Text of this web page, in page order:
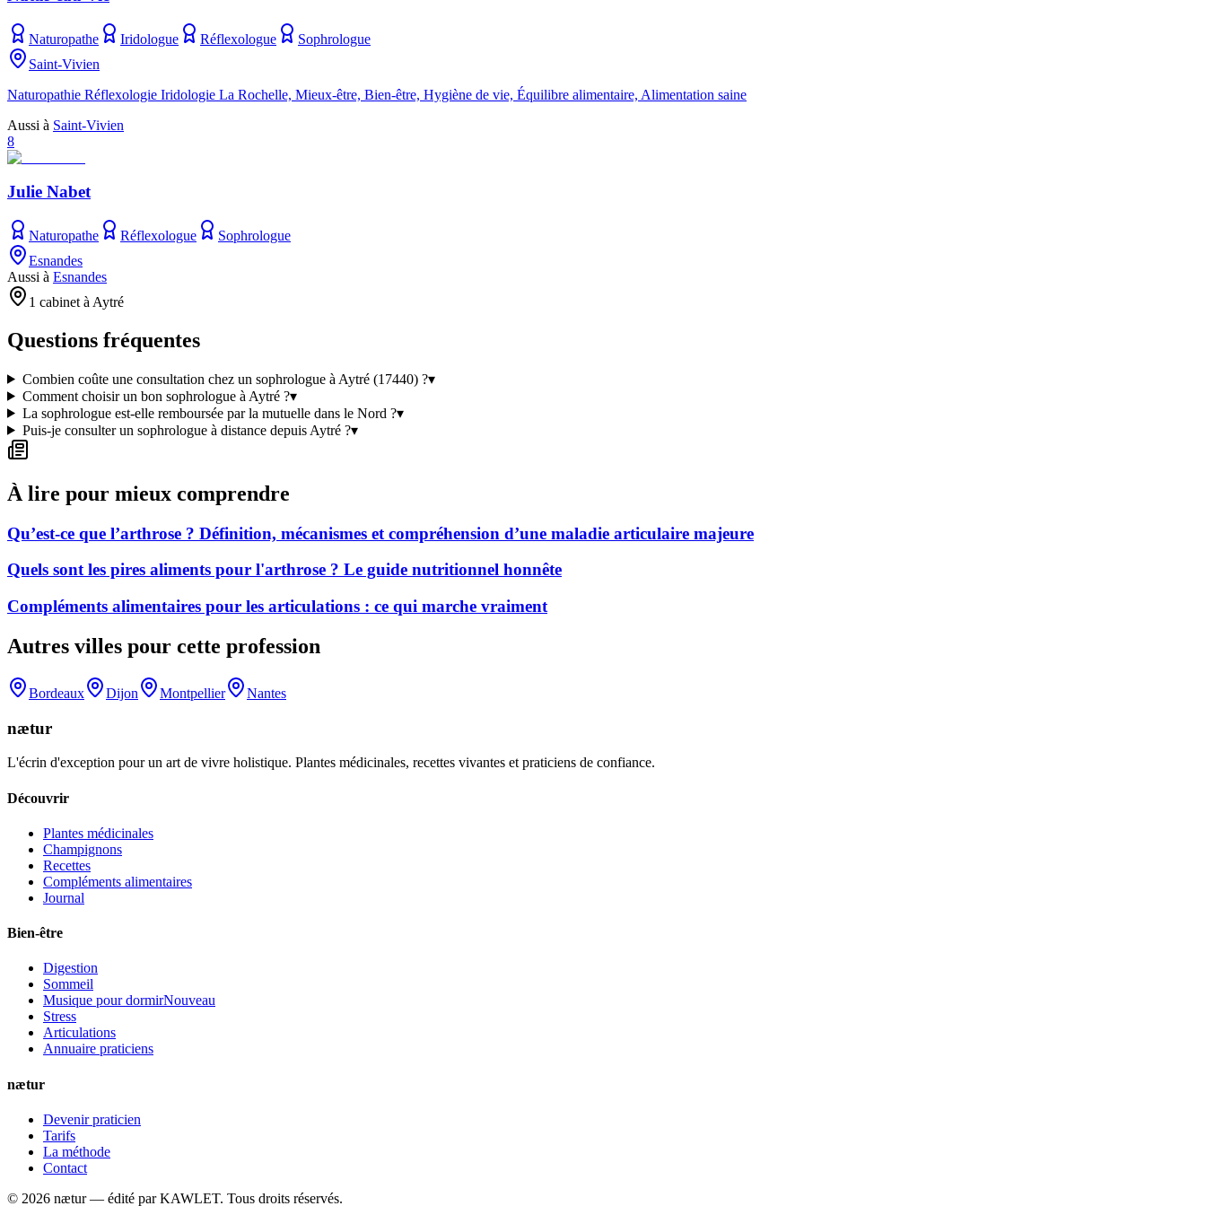
Naturopathe Iridologue Réflexologue
Sophrologue
Saint-Vivien
Naturopathie Réflexologie Iridologie La Rochelle, Mieux-être, Bien-être, Hygiène de vie, Équilibre alimentaire, Alimentation saine
Aussi à Saint-Vivien
8
Julie Nabet
Naturopathe Réflexologue
Sophrologue
Esnandes
Aussi à Esnandes
1 cabinet à Aytré
Questions fréquentes
Combien coûte une consultation chez un sophrologue à Aytré (17440) ?▾
Comment choisir un bon sophrologue à Aytré ?▾
La sophrologue est-elle remboursée par la mutuelle dans le Nord ?▾
Puis-je consulter un sophrologue à distance depuis Aytré ?▾
À lire pour mieux comprendre
Qu’est-ce que l’arthrose ? Définition, mécanismes et compréhension d’une maladie articulaire majeure
Quels sont les pires aliments pour l'arthrose ? Le guide nutritionnel honnête
Compléments alimentaires pour les articulations : ce qui marche vraiment
Autres villes pour cette profession
Bordeaux Dijon Montpellier Nantes
nætur
L'écrin d'exception pour un art de vivre holistique. Plantes médicinales, recettes vivantes et praticiens de confiance.
Découvrir
Plantes médicinales
Champignons
Recettes
Compléments alimentaires
Journal
Bien-être
Digestion
Sommeil
Musique pour dormirNouveau
Stress
Articulations
Annuaire praticiens
nætur
Devenir praticien
Tarifs
La méthode
Contact
© 2026 nætur — édité par KAWLET. Tous droits réservés.